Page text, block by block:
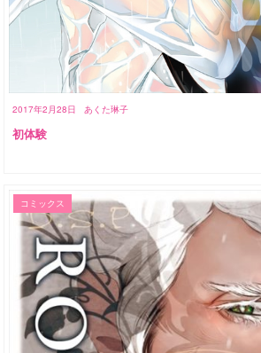
2017年2月28日 あくた琳子
初体験
コミックス